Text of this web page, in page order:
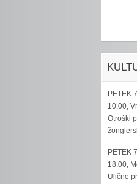
PETEK
10.00,
Otroški
PETEK
18.00,
Ulične